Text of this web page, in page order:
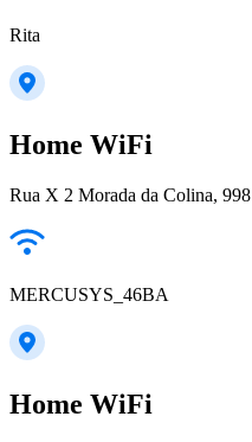
Rita
Home WiFi
Rua X 2 Morada da Colina, 998
MERCUSYS_46BA
Home WiFi